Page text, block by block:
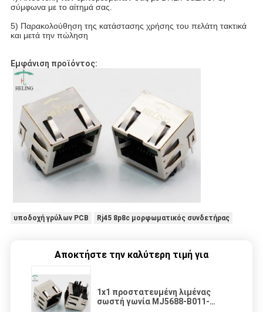
σύμφωνα με το αίτημά σας.
5) Παρακολούθηση της κατάστασης χρήσης του πελάτη τακτικά
και μετά την πώληση
Εμφάνιση προϊόντος:
υποδοχή γρύλων PCB Rj45 8p8c μορφωματικός συνδετήρας
Αποκτήστε την καλύτερη τιμή για
1x1 προστατευμένη λιμένας
σωστή γωνία MJ5688-B011-